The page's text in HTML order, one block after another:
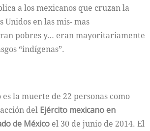
a los mexicanos que cruzan la
Unidos en las mis- mas
pobres y… eran mayoritariamente
“indígenas”.
la muerte de 22 personas como
del Ejército mexicano en
de México el 30 de junio de 2014. El